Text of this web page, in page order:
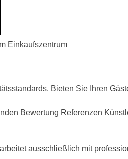
Einkaufszentrum
Bieten Sie Ihren
ausschließlich mit